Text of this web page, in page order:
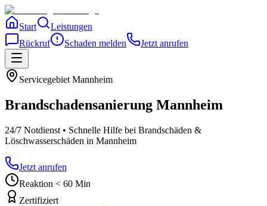
Start
Leistungen
Rückruf
Schaden melden Jetzt anrufen
Servicegebiet Mannheim
Brandschadensanierung Mannheim
24/7 Notdienst • Schnelle Hilfe bei Brandschäden &
Löschwasserschäden in Mannheim
Jetzt anrufen
Reaktion < 60 Min
Zertifiziert